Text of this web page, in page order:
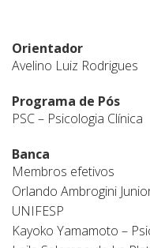
Orientador
Avelino Luiz Rodrigues
Programa de Pós
PSC – Psicologia Clínica
Banca
Membros efetivos
Orlando Ambrogini
UNIFESP
Kayoko Yamamoto –